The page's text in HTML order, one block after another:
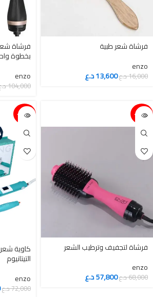
enzo
16,000د.ع13,600د.ع
فرشاة
بخطوة
enzo
104,000
15%-
فرشاة لتجفيف وترطيب الشعر
enzo
68,000د.ع57,800د.ع
15%-
كاوية
التيتانيوم
enzo
72,000د.ع